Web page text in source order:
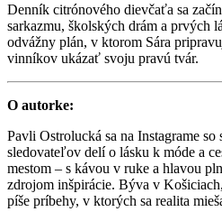
Denník citrónového dievčaťa sa
sarkazmu, školských drám a prvých
odvážny plán, v ktorom Sára
vinníkov ukázať svoju pravú tvár.
O autorke:
Pavli Ostrolucká sa na Instagrame
sledovateľov delí o lásku k móde a
mestom – s kávou v ruke a hlavou
zdrojom inšpirácie. Býva v
píše príbehy, v ktorých sa realita